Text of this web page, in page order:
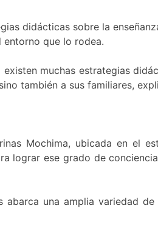
didácticas sobre la
que lo rodea.
muchas estrategias
también a sus familiares,
Mochima, ubicada en el
lograr ese grado de
una amplia variedad de